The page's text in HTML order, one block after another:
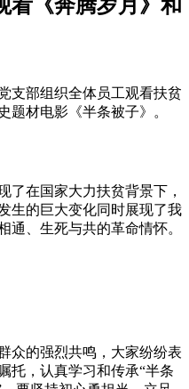
看《奔腾岁月》和
支部组织全体员工观看扶贫
题材电影《半条被子》。
了在国家大力扶贫背景下，
生的巨大变化同时展现了我
通、生死与共的革命情怀。
众的强烈共鸣，大家纷纷表
托，认真学习和传承“半条